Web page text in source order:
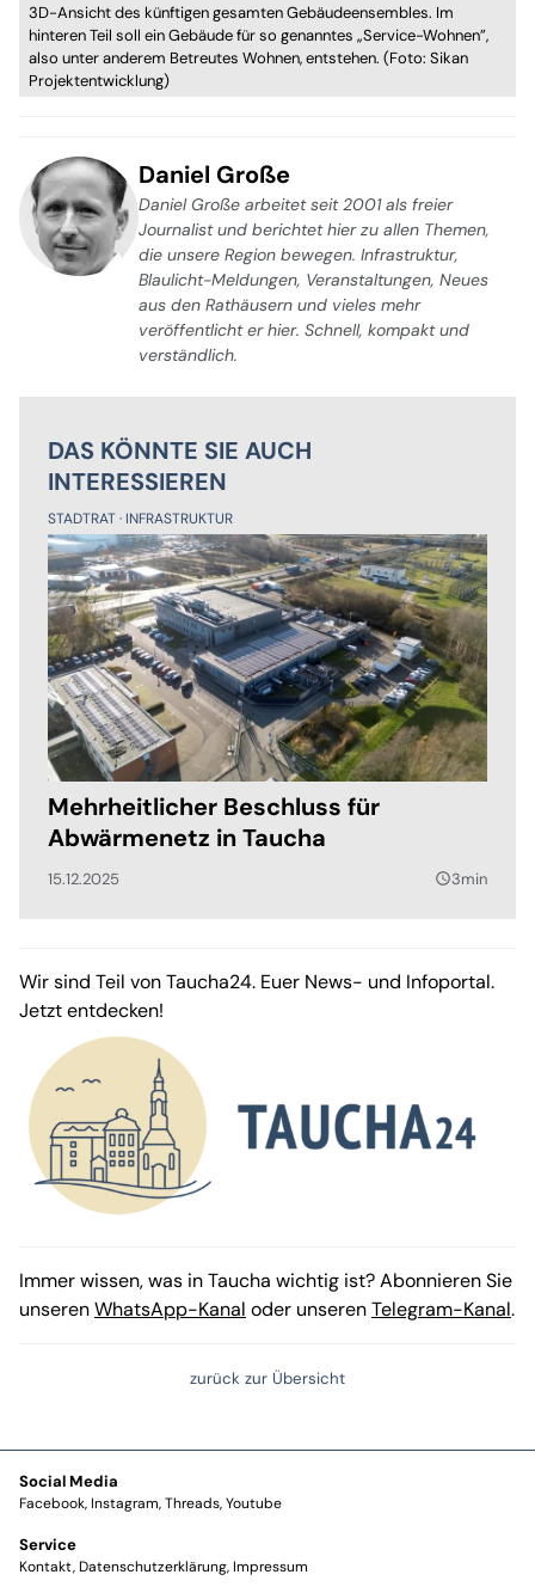
3D-Ansicht des künftigen gesamten Gebäudeensembles. Im
hinteren Teil soll ein Gebäude für so genanntes „Service-Wohnen”,
also unter anderem Betreutes Wohnen, entstehen. (Foto: Sikan
Projektentwicklung)
Daniel Große
Daniel Große arbeitet seit 2001 als freier
Journalist und berichtet hier zu allen Themen,
die unsere Region bewegen. Infrastruktur,
Blaulicht-Meldungen, Veranstaltungen, Neues
aus den Rathäusern und vieles mehr
veröffentlicht er hier. Schnell, kompakt und
verständlich.
DAS KÖNNTE SIE AUCH
INTERESSIEREN
STADTRAT INFRASTRUKTUR
Mehrheitlicher Beschluss für
Abwärmenetz in Taucha
15.12.2025 query_builder3min
Wir sind Teil von Taucha24. Euer News- und Infoportal.
Jetzt entdecken!
Immer wissen, was in Taucha wichtig ist? Abonnieren Sie
unserenWhatsApp-Kanal oder unserenTelegram-Kanal.
zurück zur Übersicht
Social Media
Facebook Instagram Threads Youtube
Service
Kontakt Datenschutzerklärung Impressum